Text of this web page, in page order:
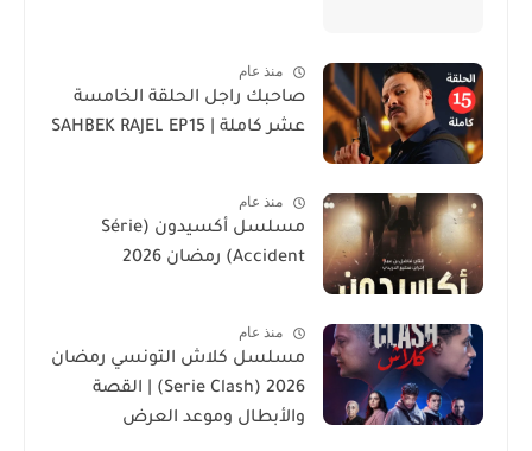
منذ عام
صاحبك راجل الحلقة الخامسة
عشر كاملة | SAHBEK RAJEL EP15
منذ عام
مسلسل أكسيدون (Série
Accident) رمضان 2026
منذ عام
مسلسل كلاش التونسي رمضان
2026 (Serie Clash) | القصة
والأبطال وموعد العرض